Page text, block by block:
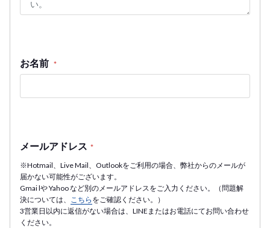
お名前 *
メールアドレス *
※Hotmail、Live Mail、Outlookをご利用の場合、弊社からのメールが
届かない可能性がございます。
Gmai lや Yahoo など別のメールアドレスをご入力ください。（問題解
決については、
こちら をご確認ください。）
3営業日以内に返信がない場合は、LINEまたはお電話にてお問い合わせ
ください。